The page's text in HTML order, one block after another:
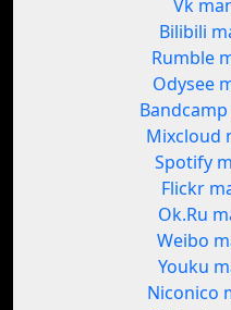
Vk
Bilibili
Rumble
Odysee
Mixcloud
Spotify
Flickr
Ok.Ru
Weibo
Youku
Niconico